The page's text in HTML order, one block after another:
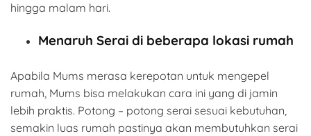
hingga malam hari.
Menaruh Serai di beberapa lokasi rumah
Apabila Mums merasa kerepotan untuk mengepel
rumah, Mums bisa melakukan cara ini yang di jamin
lebih praktis. Potong – potong serai sesuai kebutuhan,
semakin luas rumah pastinya akan membutuhkan serai